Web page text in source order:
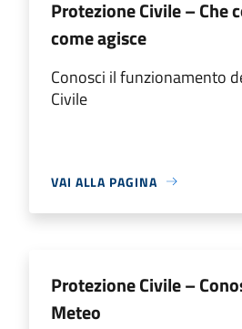
Protezione Civile – Che
come agisce
Conosci il funzionamento
Civile
VAI ALLA PAGINA
Protezione Civile –
Meteo